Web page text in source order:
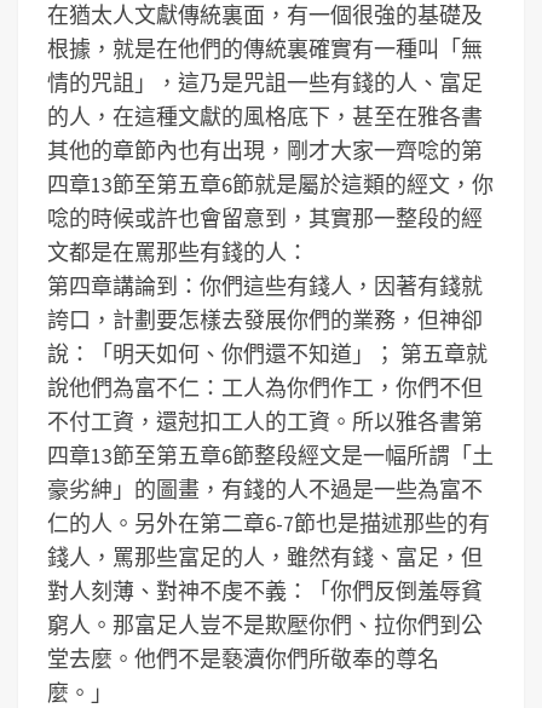
在猶太人文獻傳統裏面，有一個很強的基礎及
根據，就是在他們的傳統裏確實有一種叫「無
情的咒詛」，這乃是咒詛一些有錢的人、富足
的人，在這種文獻的風格底下，甚至在雅各書
其他的章節內也有出現，剛才大家一齊唸的第
四章13節至第五章6節就是屬於這類的經文，你
唸的時候或許也會留意到，其實那一整段的經
文都是在罵那些有錢的人：
第四章講論到：你們這些有錢人，因著有錢就
誇口，計劃要怎樣去發展你們的業務，但神卻
說：「明天如何、你們還不知道」； 第五章就
說他們為富不仁：工人為你們作工，你們不但
不付工資，還尅扣工人的工資。 所以雅各書第
四章13節至第五章6節整段經文是一幅所謂「土
豪劣紳」的圖畫，有錢的人不過是一些為富不
仁的人。另外在第二章6-7節也是描述那些的有
錢人，罵那些富足的人，雖然有錢、富足，但
對人刻薄、對神不虔不義：「你們反倒羞辱貧
窮人。那富足人豈不是欺壓你們、拉你們到公
堂去麼。他們不是褻瀆你們所敬奉的尊名
麼。」